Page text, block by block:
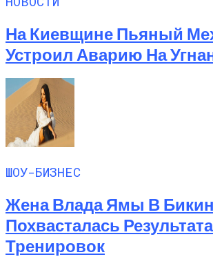
На Киевщине Пьяный
Устроил Аварию На
ШОУ-БИЗНЕС
Жена Влада Ямы В
Похвасталась
Тренировок